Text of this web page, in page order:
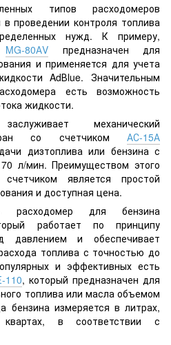
типов расходомеров
проведении контроля топлива
нужд. К примеру,
MG-80АV предназначен для
и применяется для учета
AdВlue. Значительным
есть возможность
жидкости.
механический
кран со счетчиком АС-15А
дизтоплива или бензина с
л/мин. Преимуществом этого
является простой
и доступная цена.
расходомер для бензина
работает по принципу
давлением и обеспечивает
топлива с точностью до
и эффективных есть
110, который предназначен для
топлива или масла объемом
бензина измеряется в литрах,
в соответствии с